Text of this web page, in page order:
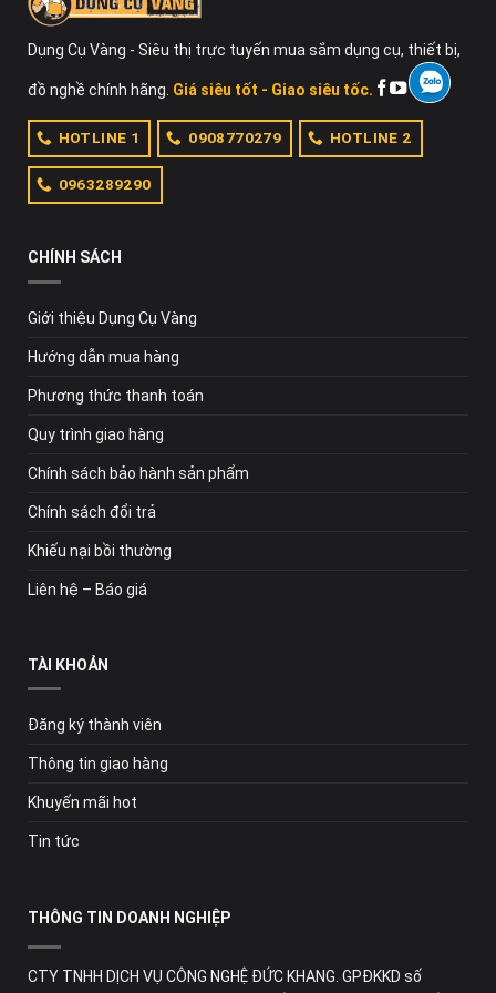
Địa chỉ:
Hotline: 0909454195; 0901354195
Mã số thuế:0316419566
Dụng Cụ Vàng - Siêu thị trực tuyến mua sắm dụng cụ, thiết bị,
đồ nghề chính hãng. Giá siêu tốt - Giao siêu tốc.
HOTLINE 1 0908770279 HOTLINE 2
0963289290
CHÍNH SÁCH
Giới thiệu Dụng Cụ Vàng
Hướng dẫn mua hàng
Phương thức thanh toán
Quy trình giao hàng
Chính sách bảo hành sản phẩm
Chính sách đổi trả
Khiếu nại bồi thường
Liên hệ – Báo giá
TÀI KHOẢN
Đăng ký thành viên
Thông tin giao hàng
Khuyến mãi hot
Tin tức
THÔNG TIN DOANH NGHIỆP
CTY TNHH DỊCH VỤ CÔNG NGHỆ ĐỨC KHANG. GPĐKKD số